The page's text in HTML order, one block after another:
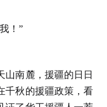
！”
南麓，援疆的日日
千秋的援疆政策，看